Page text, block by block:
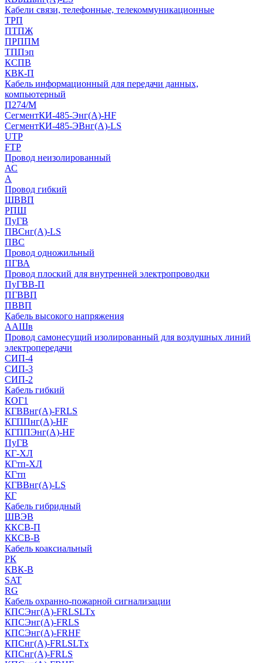
Кабели связи, телефонные, телекоммуникационные
ТРП
ПТПЖ
ПРППМ
ТППэп
КСПВ
КВК-П
Кабель информационный для передачи данных,
компьютерный
П274/М
СегментКИ-485-Энг(А)-HF
СегментКИ-485-ЭВнг(А)-LS
UTP
FTP
Провод неизолированный
АС
А
Провод гибкий
ШВВП
РПШ
ПуГВ
ПВСнг(А)-LS
ПВС
Провод одножильный
ПГВА
Провод плоский для внутренней электропроводки
ПуГВВ-П
ПГВВП
ПВВП
Кабель высокого напряжения
ААШв
Провод самонесущий изолированный для воздушных линий
электропередачи
СИП-4
СИП-3
СИП-2
Кабель гибкий
КОГ1
КГВВнг(А)-FRLS
КГППнг(A)-HF
КГППЭнг(A)-HF
ПуГВ
КГ-ХЛ
КГтп-ХЛ
КГтп
КГВВнг(А)-LS
КГ
Кабель гибридный
ШВЭВ
ККСВ-П
ККСВ-В
Кабель коаксиальный
РК
КВК-В
SAT
RG
Кабель охранно-пожарной сигнализации
КПСЭнг(А)-FRLSLTx
КПСЭнг(А)-FRLS
КПСЭнг(А)-FRHF
КПСнг(А)-FRLSLTx
КПСнг(А)-FRLS